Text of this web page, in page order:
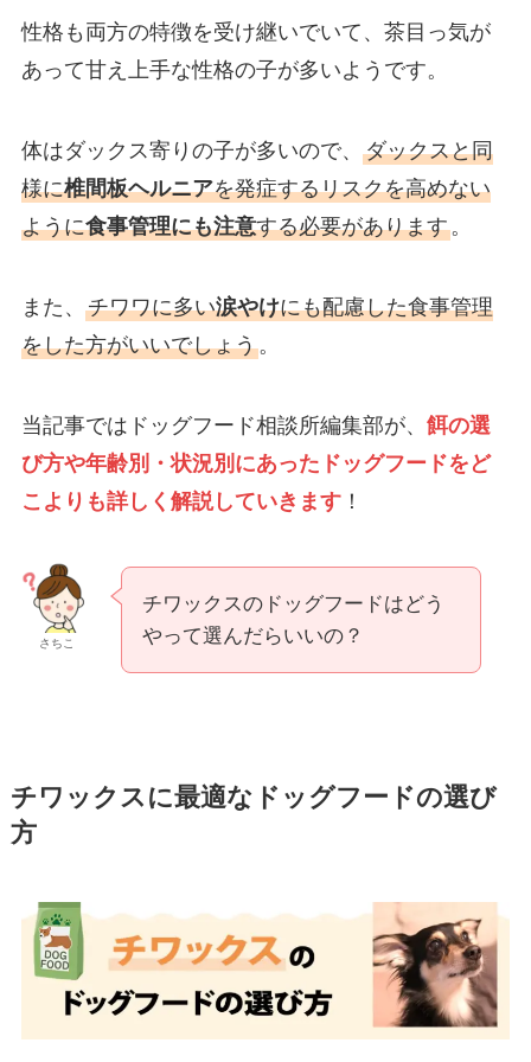
性格も両方の特徴を受け継いでいて、茶目っ気が
あって甘え上手な性格の子が多いようです。
体はダックス寄りの子が多いので、 ダックスと同
様に椎間板ヘルニアを発症するリスクを高めない
ように食事管理にも注意する必要があります。
また、 チワワに多い涙やけにも配慮した食事管理
をした方がいいでしょう。
当記事ではドッグフード相談所編集部が、 餌の選
び方や年齢別・状況別にあったドッグフードをど
こよりも詳しく解説していきます！
さちこ
チワックスのドッグフードはどう
やって選んだらいいの？
チワックスに最適なドッグフードの選び
方